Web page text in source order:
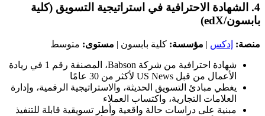
4. الشهادة الاحترافية في استراتيجية التسويق (كلية
بابسون/edX)
منصة: إدكس | مؤسسة: كلية بابسون | مستوى: متوسط
شهادة احترافية من شركة Babson، المصنفة رقم 1 في ريادة
الأعمال من قبل US News لأكثر من 30 عامًا
يغطي مبادئ التسويق الحديثة، والاستراتيجية الرقمية، وإدارة
العلامات التجارية، واكتساب العملاء
مبنية على دراسات حالة واقعية وأطر تسويقية قابلة للتنفيذ